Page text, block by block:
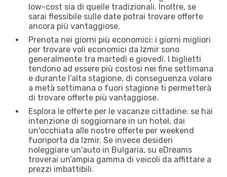
low-cost sia di quelle tradizionali. Inoltre, se
sarai flessibile sulle date potrai trovare offerte
ancora più vantaggiose.
Prenota nei giorni più economici: i giorni migliori
per trovare voli economici da Izmir sono
generalmente tra martedì e giovedì. I biglietti
tendono ad essere più costosi nei fine settimana
e durante l’alta stagione, di conseguenza volare
a metà settimana o fuori stagione ti permetterà
di trovare offerte più vantaggiose.
Esplora le offerte per le vacanze cittadine: se hai
intenzione di soggiornare in un hotel, dai
un'occhiata alle nostre offerte per weekend
fuoriporta da Izmir. Se invece desideri
noleggiare un'auto in Bulgaria, su eDreams
troverai un’ampia gamma di veicoli da affittare a
prezzi imbattibili.